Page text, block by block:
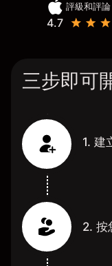
評級和評論
4.7
三步即可
1. 建
2. 按